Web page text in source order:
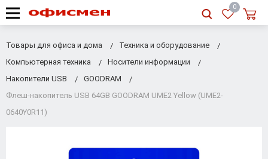
RU
0
Товары для офиса и дома
Техника и оборудование
Компьютерная техника
Носители информации
Накопители USB
GOODRAM
Флеш-накопитель USB 64GB GOODRAM UME2 Yellow (UME2-
0640Y0R11)